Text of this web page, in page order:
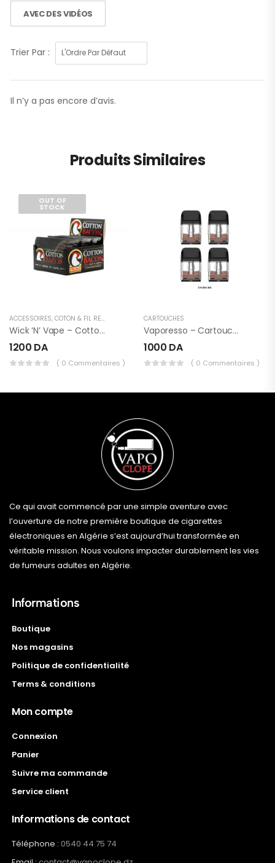
AVEC DES VIDÉOS
Trier Par :
Il n’y a pas encore d’avis.
Produits Similaires
OUT OF
STOCK
ACCESSOIRES, COTON & FIL RÉSISTIF
Wick ‘n’ Vape – Cotton Bacon Prime
1200 DA
( 0 Commentaires )
CARTOUCHES
Vaporesso – Cartouches XROS Series
1000 DA
( 0 Commentaires )
Ce qui avait commencé par une simple aventure avec
l’ouverture de notre première boutique de cigarettes
électroniques en Algérie s’est aujourd’hui transformée en
véritable mission. Nous voulons impacter durablement les vies
de fumeurs adultes en Algérie.
Informations
Boutique
Nos magasins
Politique de confidentialité
Terms & conditions
Mon compte
Connexion
Panier
Suivre ma commande
Service client
Informations de contact
Téléphone : 0540 44 75 74